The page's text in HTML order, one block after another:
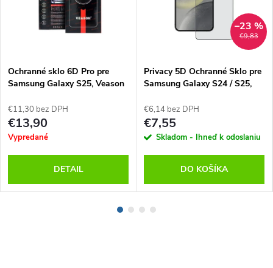
Ochranné sklo 6D Pro pre
Samsung Galaxy S25, Veason
€11,30 bez DPH
€13,90
Vypredané
DETAIL
€9,83
–23 %
Privacy 5D Ochranné Sklo pre
Samsung Galaxy S24 / S25,
€6,14 bez DPH
€7,55
Skladom - Ihneď k odoslaniu
DO KOŠÍKA